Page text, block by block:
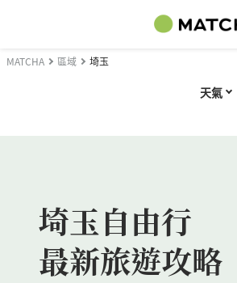
MATCHA 區域 埼玉
天氣
埼玉自由行
最新旅遊攻略